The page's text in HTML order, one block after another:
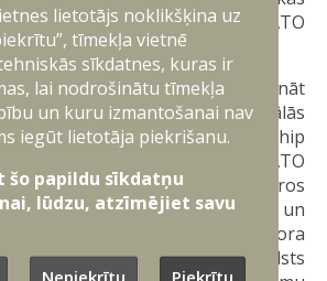
bez intereses kļūt par NATO
vēlme un spējas padziļināt
var piedalīties Individuālās
plānā (Individual Partnership
IPAP tika ieviests 2002. gadā NATO
Prāgā. IPAP piedāvā PfP ietvaros
individuālas konsultācijas un
un drošības sektora
arī skaidrāk definē partnervalsts
lietotājs noklikšķina uz
tīmekļa vietnē
sīkdatnes, kuras ir
lai nodrošinātu tīmekļa
un kuru izmantošanai nav
iegūt lietotāja piekrišanu.
šo papildu sīkdatņu
lūdzu, atzīmējiet savu
Nepiekrītu Piekrītu